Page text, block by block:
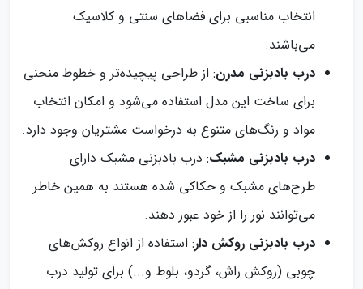
انتخاب مناسبی برای فضاهای سنتی و کلاسیک
می‌باشند.
درب بادبزنی مدرن: از طراحی پیچیده‌تر و خطوط منحنی
برای ساخت این مدل استفاده می‌شود و امکان انتخاب
مواد و رنگ‌های متنوع به درخواست مشتریان وجود دارد.
درب بادبزنی مشبک: درب بادبزنی مشبک دارای
طرح‌های مشبک و حکاکی شده هستند به همین خاطر
می‌توانند نور را از خود عبور دهند.
درب بادبزنی روکش دار: استفاده از انواع روکش‌های
چوبی (روکش راش، گردو، بلوط و...) برای تولید درب